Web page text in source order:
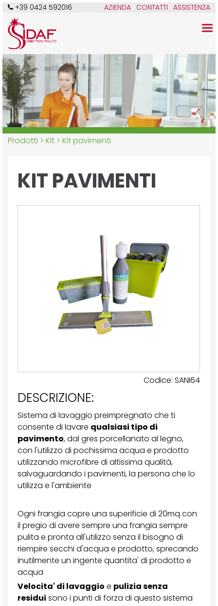
+39 0424 592016 AZIENDA CONTATTI |ASSISTENZA
Prodotti > Kit> Kit pavimenti
KIT PAVIMENTI
Codice: SANI64
DESCRIZIONE:
Sistema di lavaggio preimpregnato che ti
consente di lavare qualsiasi tipo di
pavimento, dal gres porcellanato al legno,
con l'utilizzo di pochissima acqua e prodotto
utilizzando microfibre di altissima qualità,
salvaguardando i pavimenti, la persona che lo
utilizza e l'ambiente
Ogni frangia copre una superificie di 20mq con
il pregio di avere sempre una frangia sempre
pulita e pronta all'utilizzo senza il bisogno di
riempire secchi d'acqua e prodotto, sprecando
inutilmente un ingente quantita' di prodotto e
acqua
Velocita' di lavaggio e pulizia senza
residui sono i punti di forza di questo sistema